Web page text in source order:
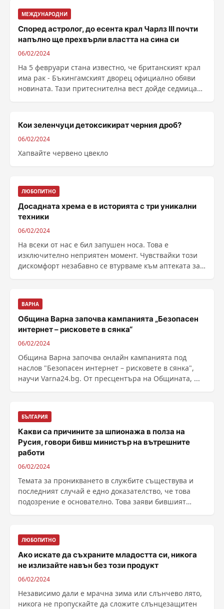
МЕЖДУНАРОДНИ
Според астролог, до есента крал Чарлз III почти
напълно ще прехвърли властта на сина си
06/02/2024
На 5 февруари стана известно, че британският крал
има рак - Бъкингамският дворец официално обяви
новината. Тази притеснителна вест дойде седмица
Кои зеленчуци детоксикират черния дроб?
06/02/2024
Хапвайте червено цвекло
ЛЮБОПИТНО
Досадната хрема е в историята с три уникални
техники
06/02/2024
На всеки от нас е бил запушен носа. Това е
изключително неприятен момент. Чувствайки този
дискомфорт незабавно се втурваме към аптеката за
ВАРНА
Община Варна започва кампанията „Безопасен
интернет – рисковете в сянка“
06/02/2024
Община Варна започва онлайн кампанията под
наслов "Безопасен интернет – рисковете в сянка",
научи Varna24.bg. От пресцентъра на Общината, ...
БЪЛГАРИЯ
Какви са причините за шпионажа в полза на
Русия, говори бивш министър на вътрешните
работи
06/02/2024
Темата за проникването в службите съществува и
последният случай е едно доказателство, че това
подозрение е основателно. Това заяви бившият
ЛЮБОПИТНО
Ако искате да съхраните младостта си, никога
не излизайте навън без този продукт
06/02/2024
Независимо дали е мрачна зима или слънчево лято,
никога не пропускайте да сложите слънцезащитен